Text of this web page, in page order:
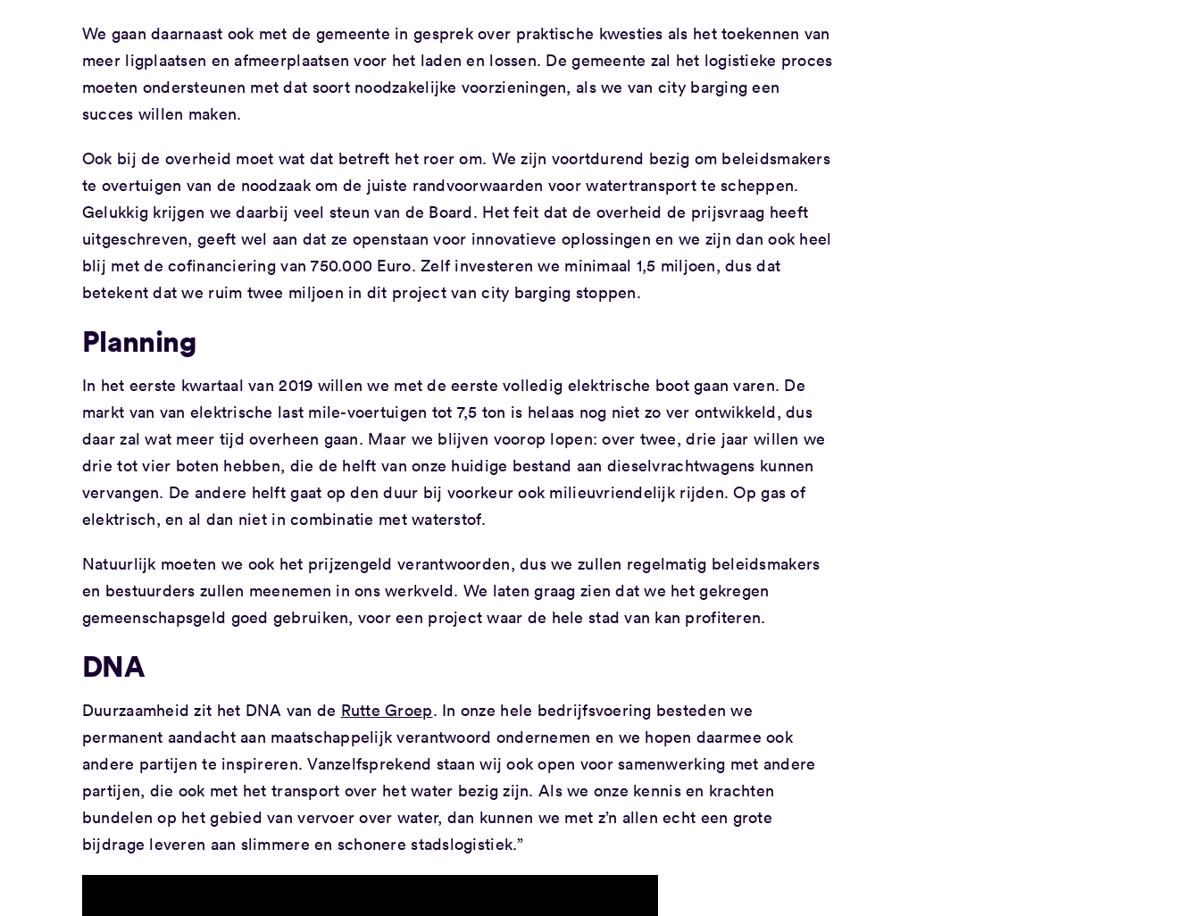
We gaan daarnaast ook met de gemeente in gesprek over praktische kwesties als het toekennen van
meer ligplaatsen en afmeerplaatsen voor het laden en lossen. De gemeente zal het logistieke proces
moeten ondersteunen met dat soort noodzakelijke voorzieningen, als we van city barging een
succes willen maken.
Ook bij de overheid moet wat dat betreft het roer om. We zijn voortdurend bezig om beleidsmakers
te overtuigen van de noodzaak om de juiste randvoorwaarden voor watertransport te scheppen.
Gelukkig krijgen we daarbij veel steun van de Board. Het feit dat de overheid de prijsvraag heeft
uitgeschreven, geeft wel aan dat ze openstaan voor innovatieve oplossingen en we zijn dan ook heel
blij met de cofinanciering van 750.000 Euro. Zelf investeren we minimaal 1,5 miljoen, dus dat
betekent dat we ruim twee miljoen in dit project van city barging stoppen.
Planning
In het eerste kwartaal van 2019 willen we met de eerste volledig elektrische boot gaan varen. De
markt van van elektrische last mile-voertuigen tot 7,5 ton is helaas nog niet zo ver ontwikkeld, dus
daar zal wat meer tijd overheen gaan. Maar we blijven voorop lopen: over twee, drie jaar willen we
drie tot vier boten hebben, die de helft van onze huidige bestand aan dieselvrachtwagens kunnen
vervangen. De andere helft gaat op den duur bij voorkeur ook milieuvriendelijk rijden. Op gas of
elektrisch, en al dan niet in combinatie met waterstof.
Natuurlijk moeten we ook het prijzengeld verantwoorden, dus we zullen regelmatig beleidsmakers
en bestuurders zullen meenemen in ons werkveld. We laten graag zien dat we het gekregen
gemeenschapsgeld goed gebruiken, voor een project waar de hele stad van kan profiteren.
DNA
Duurzaamheid zit het DNA van de Rutte Groep. In onze hele bedrijfsvoering besteden we
permanent aandacht aan maatschappelijk verantwoord ondernemen en we hopen daarmee ook
andere partijen te inspireren. Vanzelfsprekend staan wij ook open voor samenwerking met andere
partijen, die ook met het transport over het water bezig zijn. Als we onze kennis en krachten
bundelen op het gebied van vervoer over water, dan kunnen we met z’n allen echt een grote
bijdrage leveren aan slimmere en schonere stadslogistiek.”